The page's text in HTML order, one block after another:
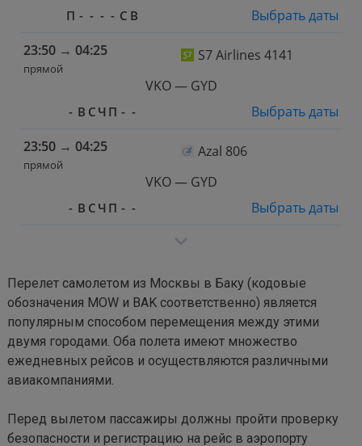
П - - - - С В
Выбрать даты
23:50 → 04:25
прямой
S7 Airlines 4141
VKO — GYD
- В С Ч П - -
Выбрать даты
23:50 → 04:25
прямой
Azal 806
VKO — GYD
- В С Ч П - - Выбрать даты
Перелет самолетом из Москвы в Баку (кодовые
обозначения MOW и BAK соответственно) является
популярным способом перемещения между этими
двумя городами. Оба полета имеют множество
ежедневных рейсов и осуществляются различными
авиакомпаниями.
Перед вылетом пассажиры должны пройти проверку
безопасности и регистрацию на рейс в аэропорту